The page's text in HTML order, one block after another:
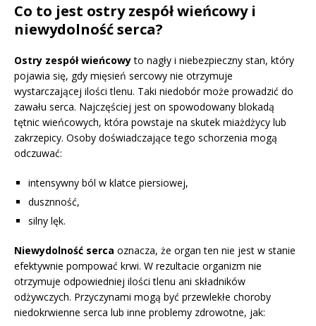
Co to jest ostry zespół wieńcowy i
niewydolność serca?
Ostry zespół wieńcowyto nagły i niebezpieczny stan, który
pojawia się, gdy mięsień sercowy nie otrzymuje
wystarczającej ilości tlenu. Taki niedobór może prowadzić do
zawału serca. Najczęściej jest on spowodowany blokadą
tętnic wieńcowych, która powstaje na skutek miażdżycy lub
zakrzepicy. Osoby doświadczające tego schorzenia mogą
odczuwać:
intensywny ból w klatce piersiowej,
dusznność,
silny lęk.
Niewydolność serca oznacza, że organ ten nie jest w stanie
efektywnie pompować krwi. W rezultacie organizm nie
otrzymuje odpowiedniej ilości tlenu ani składników
odżywczych. Przyczynami mogą być przewlekłe choroby
niedokrwienne serca lub inne problemy zdrowotne, jak: